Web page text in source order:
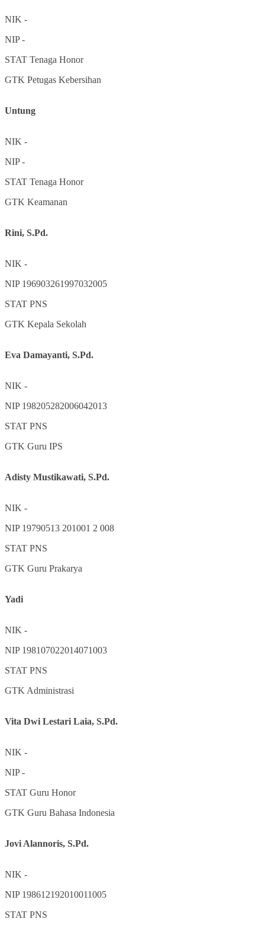
NIK -
NIP-
STAT Tenaga Honor
GTK Petugas Kebersihan
Untung
NIK -
NIP-
STAT Tenaga Honor
GTK Keamanan
Rini, S.Pd.
NIK -
NIP 196903261997032005
STAT PNS
GTK Kepala Sekolah
Eva Damayanti, S.Pd.
NIK -
NIP 198205282006042013
STAT PNS
GTK Guru IPS
Adisty Mustikawati, S.Pd.
NIK -
NIP 19790513 201001 2 008
STAT PNS
GTK Guru Prakarya
Yadi
NIK -
NIP 198107022014071003
STAT PNS
GTK Administrasi
Vita Dwi Lestari Laia, S.Pd.
NIK -
NIP-
STAT Guru Honor
GTK Guru Bahasa Indonesia
Jovi Alannoris, S.Pd.
NIK -
NIP 198612192010011005
STAT PNS